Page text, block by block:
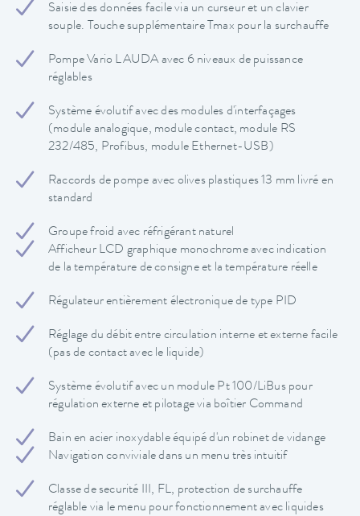
Saisie des données facile via un curseur et un clavier
souple. Touche supplémentaire Tmax pour la surchauffe
Pompe Vario LAUDA avec 6 niveaux de puissance
réglables
Système évolutif avec des modules d'interfaçages
(module analogique, module contact, module RS
232/485, Profibus, module Ethernet-USB)
Raccords de pompe avec olives plastiques 13 mm livré en
standard
Groupe froid avec réfrigérant naturel
Afficheur LCD graphique monochrome avec indication
de la température de consigne et la température réelle
Régulateur entièrement électronique de type PID
Réglage du débit entre circulation interne et externe facile
(pas de contact avec le liquide)
Système évolutif avec un module Pt 100/LiBus pour
régulation externe et pilotage via boîtier Command
Bain en acier inoxydable équipé d'un robinet de vidange
Navigation conviviale dans un menu très intuitif
Classe de securité III, FL, protection de surchauffe
réglable via le menu pour fonctionnement avec liquides